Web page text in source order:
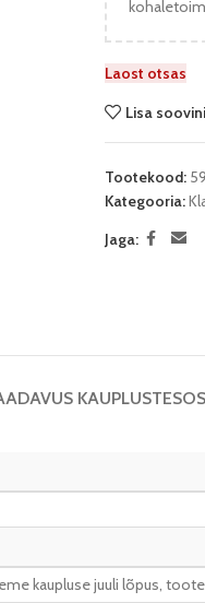
Laost otsas
Lisa
Tootekood:
Kategooria:
Jaga:
KAUPLUSTES
kaupluse juuli lõpus,